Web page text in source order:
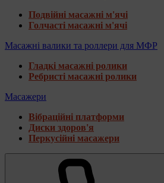
Подвійні масажні м'ячі
Голчасті масажні м'ячі
Масажні валики та роллери для МФР
Гладкі масажні ролики
Ребристі масажні ролики
Масажери
Вібраційні платформи
Диски здоров'я
Перкусійні масажери